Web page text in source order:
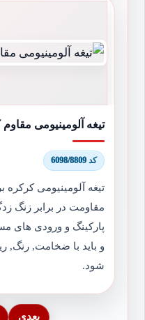
تیغه آلومینیومی
کد 6098/8809
تیغه آلومینیومی کرکره
مقاومت در برابر زنگ
پارکینگ و ورودی های
و باید با ضخامت, رنگ,
شود.
بعدی